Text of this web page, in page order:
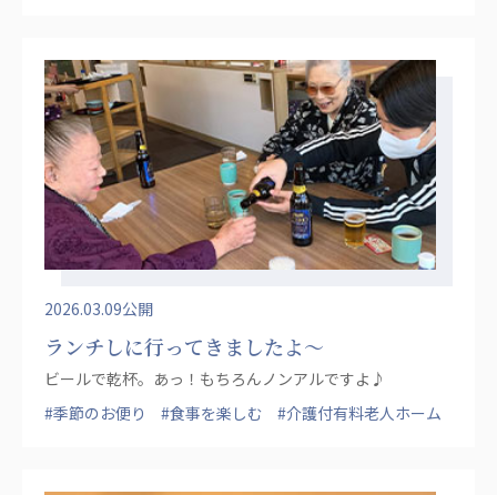
2026.03.09公開
ランチしに行ってきましたよ〜
ビールで乾杯。あっ！もちろんノンアルですよ♪
#季節のお便り
#食事を楽しむ #介護付有料老人ホーム